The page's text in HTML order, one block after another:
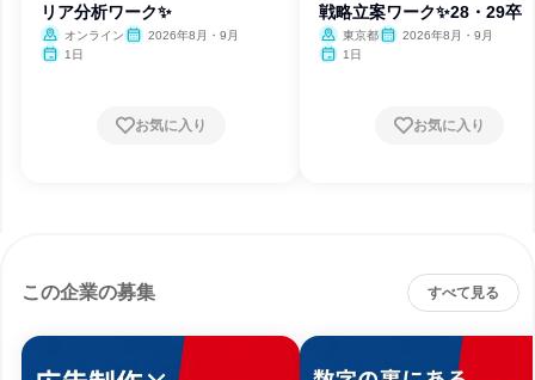
リア分析ワーク✨️
オンライン
2026年8月・9月
1日
お気に入り
戦略立案ワーク✨28・29卒
東京都
2026年8月・9月
1日
お気に入り
この企業の募集 すべて見る